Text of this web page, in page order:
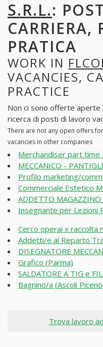
S.R.L.:
CARRIERA,
PRATICA
WORK IN
VACANCIES,
PRACTICE
Non ci sono offerte aperte
ricerca di posti di lavoro
There are not any open offers for
vacancies in other companies
Merchandiser part time
MECCANICO -
Profilo marketing/
Commerciale Estetico
ADDETTO
Insegnante per Lezioni
Cerco operai x raccolta
Addetti/e al Reparto
DISEGNATORE
Grafico (Parma)
SALDATORE A TIG e
Bagnino/a (Ascoli
Trova lavoro